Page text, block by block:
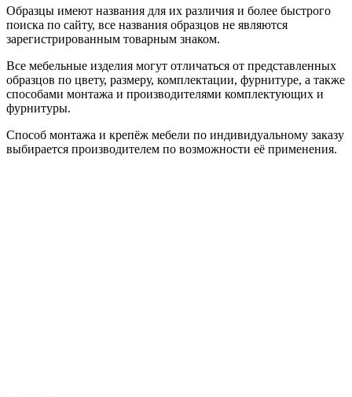
Образцы имеют названия для их различия и более быстрого
поиска по сайту, все названия образцов не являются
зарегистрированным товарным знаком.
Все мебельные изделия могут отличаться от представленных
образцов по цвету, размеру, комплектации, фурнитуре, а также
способами монтажа и производителями комплектующих и
фурнитуры.
Способ монтажа и крепёж мебели по индивидуальному заказу
выбирается производителем по возможности её применения.